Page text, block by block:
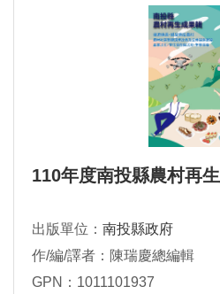
110年度南投縣農村再
出版單位： 南投縣政府
作/編/譯者：陳瑞慶總編輯
GPN：1011101937